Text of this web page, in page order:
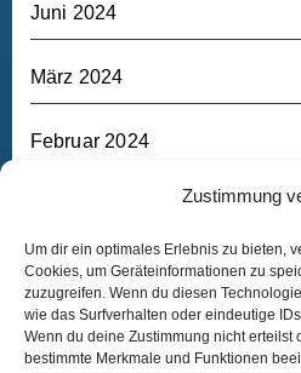
Zustimmung
Um dir ein optimales Erlebnis zu bieten,
Cookies, um Geräteinformationen zu
zuzugreifen. Wenn du diesen
wie das Surfverhalten oder eindeutige
Wenn du deine Zustimmung nicht erteilst
bestimmte Merkmale und Funktionen
Juni 2024
März 2024
Februar 2024
Dezember 2023
September 2023